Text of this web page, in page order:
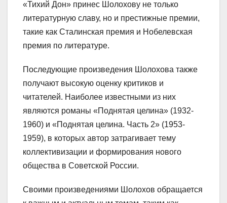
«Тихий Дон» принес Шолохову не только
литературную славу, но и престижные премии,
такие как Сталинская премия и Нобелевская
премия по литературе.
Последующие произведения Шолохова также
получают высокую оценку критиков и
читателей. Наиболее известными из них
являются романы «Поднятая целина» (1932-
1960) и «Поднятая целина. Часть 2» (1953-
1959), в которых автор затрагивает тему
коллективизации и формирования нового
общества в Советской России.
Своими произведениями Шолохов обращается